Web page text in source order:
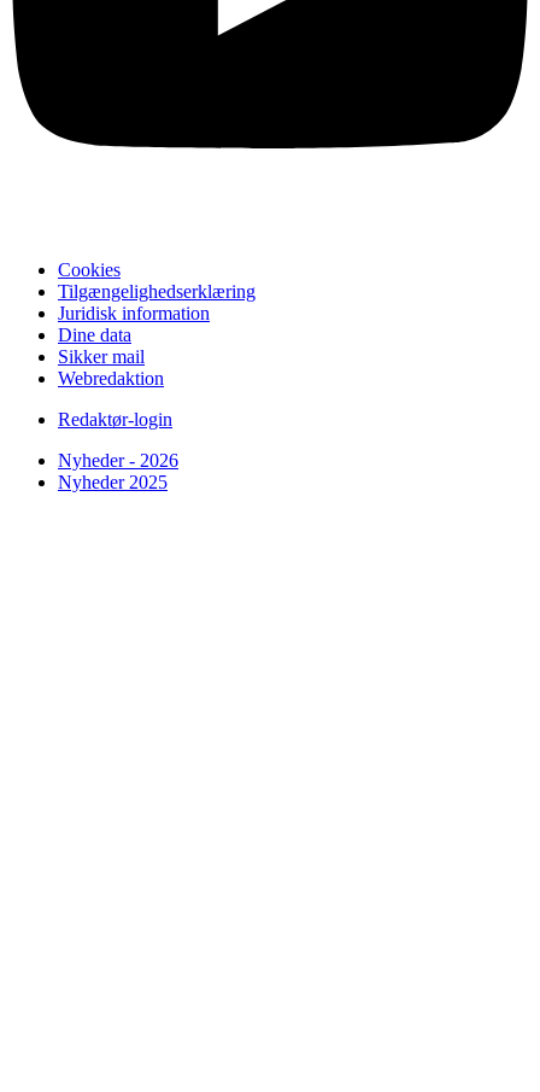
Cookies
Tilgængelighedserklæring
Juridisk information
Dine data
Sikker mail
Webredaktion
Redaktør-login
Nyheder - 2026
Nyheder 2025